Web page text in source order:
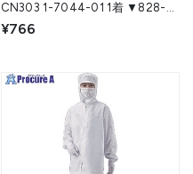
CN303 1-7044-01 1着 ▼828-
6490
¥766